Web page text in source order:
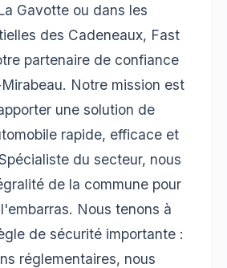
Gavotte ou dans les
des Cadeneaux, Fast
partenaire de confiance
Notre mission est
une solution de
rapide, efficace et
du secteur, nous
de la commune pour
Nous tenons à
de sécurité importante :
réglementaires, nous